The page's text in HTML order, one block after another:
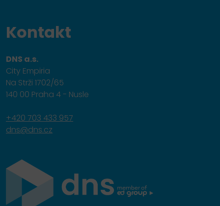
Kontakt
DNS a.s.
City Empiria
Na Strži 1702/65
140 00 Praha 4 - Nusle
+420 703 433 957
dns@dns.cz